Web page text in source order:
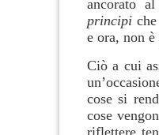
ancorato
principi
e ora, non
Ciò a cui
cose si
cose
riflettere